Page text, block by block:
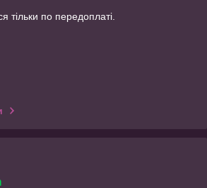
тільки по передоплаті.